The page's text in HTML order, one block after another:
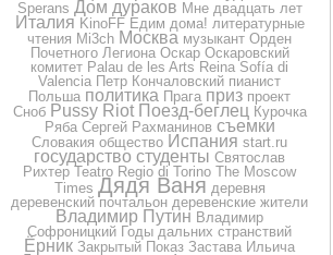
Sperans Дом дураков Мне двадцать лет
Италия KinoFF Едим дома! литературные
чтения Mi3ch Москва музыкант Орден
Почетного Легиона Оскар Оскаровский
комитет Palau de les Arts Reina Sofía di
Valencia Петр Кончаловский пианист
Польша политика Прага приз проект
Сноб Pussy Riot Поезд-беглец Курочка
Ряба Сергей Рахманинов съемки
Словакия общество Испания start.ru
государство студенты Святослав
Рихтер Teatro Regio di Torino The Moscow
Times Дядя Ваня деревня
деревенский почтальон деревенские жители
Владимир Путин Владимир
Софроницкий Годы дальних странствий
Ёрник Закрытый Показ Застава Ильича